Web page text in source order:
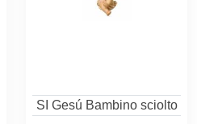
SI Gesú Bambino sciolto